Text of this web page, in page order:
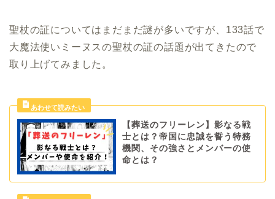
聖杖の証についてはまだまだ謎が多いですが、133話で
大魔法使いミーヌスの聖杖の証の話題が出てきたので
取り上げてみました。
【葬送のフリーレン】影なる戦
士とは？帝国に忠誠を誓う特務
機関、その強さとメンバーの使
命とは？